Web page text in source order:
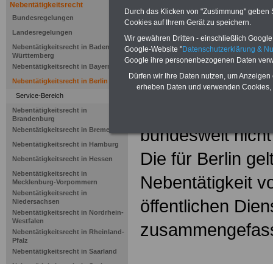
Nebentätigkeitsrecht
Bundesregelungen
Landesregelungen
Nebentätigkeitsrecht in Baden-
Württemberg
Nebentätigkeitsrecht in Bayern
Nebentätigkeitsrecht in Berlin
Service-Bereich
Nebentätigkeitsrecht in
Brandenburg
Nebentätigkeitsrecht in Bremen
Nebentätigkeitsrecht in Hamburg
Nebentätigkeitsrecht in Hessen
Nebentätigkeitsrecht in
Mecklenburg-Vorpommern
Nebentätigkeitsrecht in
Niedersachsen
Nebentätigkeitsrecht in Nordrhein-
Westfalen
Nebentätigkeitsrecht in Rheinland-
Pfalz
Nebentätigkeitsrecht in Saarland
bundesweit
Die für Berlin
Nebentätigkeit
öffentlichen
Durch das Klicken von "Zustimmung"
Cookies auf Ihrem Gerät zu speichern.
Wir gewähren Dritten - einschließlich
Google-Website "Datenschutzerklärung &
Google ihre personenbezogenen Daten
Dürfen wir Ihre Daten nutzen, um
erheben Daten und verwenden